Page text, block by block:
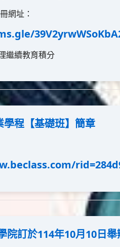
網址：
繼續教育積分
學程【基礎班】簡章
院訂於114年10月10日